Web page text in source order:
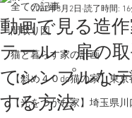
全ての記事
間取り図
猫と暮らす家の計画
【斜め４０do猫の家】東
【光をつかむ家】埼玉県川
動画で見る造
テール・扉の
てシンプルな
する方法
2022年3月2日 読了時間: